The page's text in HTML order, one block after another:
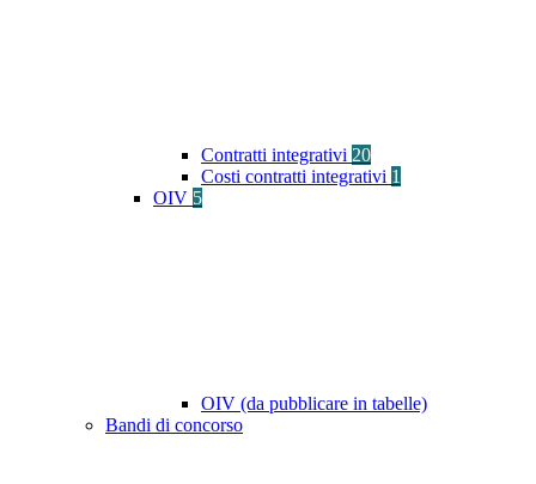
Contratti integrativi 20
Costi contratti integrativi 1
OIV 5
OIV (da pubblicare in tabelle)
Bandi di concorso